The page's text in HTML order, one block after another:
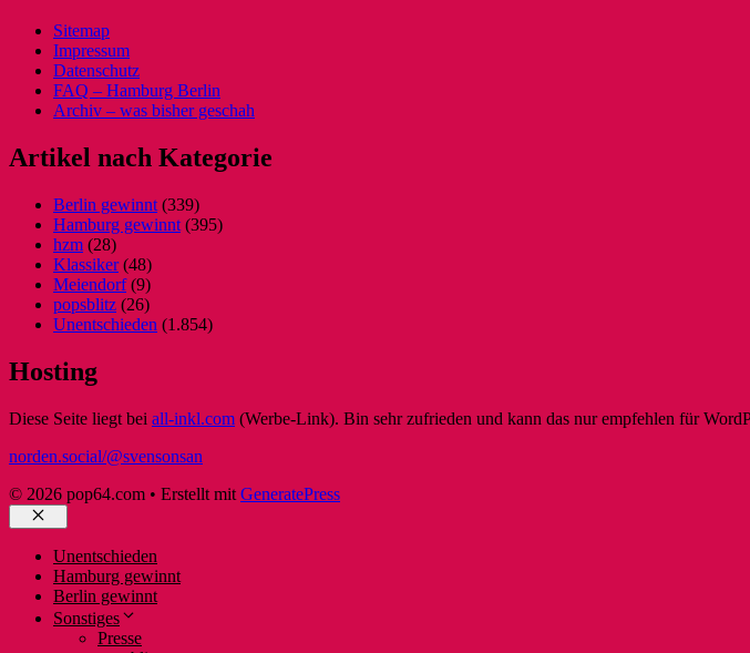
Sitemap
Impressum
Datenschutz
FAQ – Hamburg Berlin
Archiv – was bisher geschah
Artikel nach Kategorie
Berlin gewinnt (339)
Hamburg gewinnt (395)
hzm (28)
Klassiker(48)
Meiendorf(9)
popsblitz (26)
Unentschieden (1.854)
Hosting
Diese Seite liegt bei all-inkl.com (Werbe-Link). Bin sehr zufrieden und kann das nur empfehlen für
norden.social/@svensonsan
© 2026 pop64.com • Erstellt mit GeneratePress
Schließen
Unentschieden
Hamburg gewinnt
Berlin gewinnt
Sonstiges
Presse